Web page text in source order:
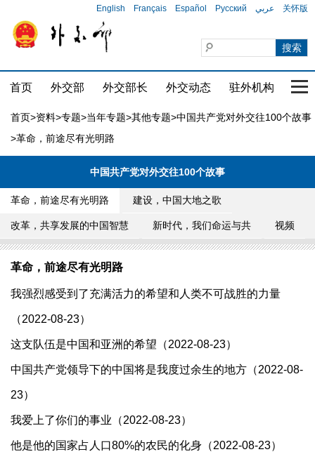
English Français Español Русский عربي 关怀版
首页 外交部 外交部长 外交动态 驻外机构 国
首页>资料>专题>当年专题>其他专题>中国共产党对外交往100个故事
>革命，前途尽有光明路
中国共产党对外交往100个故事
革命，前途尽有光明路 建设，中国大地之歌
改革，共享发展的中国智慧 新时代，我们命运与共 视频
革命，前途尽有光明路
我强烈感受到了充满活力的希望和人类不可战胜的力量
（2022-08-23）
这支队伍是中国和亚洲的希望（2022-08-23）
中国共产党领导下的中国将是我度过余生的地方（2022-08-
23）
我爱上了你们的事业（2022-08-23）
他是他的国家占人口80%的农民的化身（2022-08-23）